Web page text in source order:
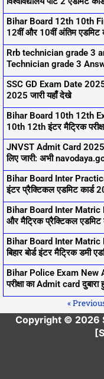
Bihar Board 12th 10th
12वीं और 10वीं अंतिम एडमिट
Rrb technician grade 3
Technician grade 3
SSC GD Exam Date 2025
2025 जारी यहाँ देखे
Bihar Board 10th 12th
10th 12th इंटर मैट्रिक
JNVST Admit Card
लिए जारी: अभी
Bihar Board Inter
इंटर प्रैक्टिकल एडमिट कार्ड
Bihar Board Inter Matric
और मैट्रिक प्रैक्टिकल एडमिट
Bihar Board Inter
बिहार बोर्ड इंटर मैट्रिक डमी
Bihar Police Exam New
परीक्षा का Admit card दुबारा
«
Copyright © 2026